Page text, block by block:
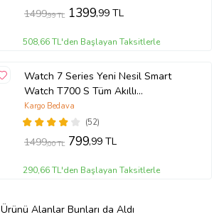
1499,99 TL 1399,99 TL
508,66 TL'den Başlayan Taksitlerle
Watch 7 Series Yeni Nesil Smart
Watch T700 S Tüm Akıllı
Telefonlarla Uyumlu Akıllı Saat Ve
i12 Kablosuz Bluetooth Kulaklık
(Lacivert)
(52)
Kargo Bedava
1499,00 TL 799,99 TL
290,66 TL'den Başlayan Taksitlerle
Alanlar Bunları da Aldı